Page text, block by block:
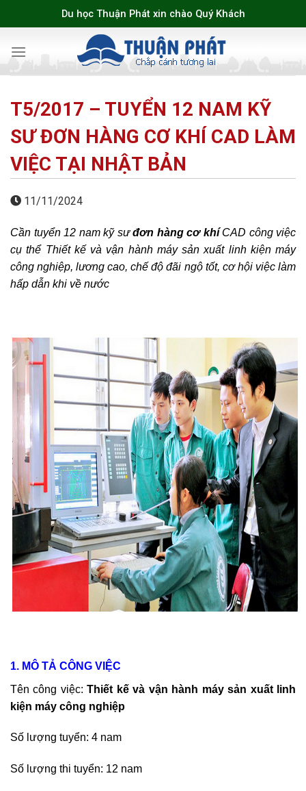
to
Du học Thuận Phát xin chào Quý Khách
T5/2017 – TUYỂN 12 NAM KỸ
SƯ ĐƠN HÀNG CƠ KHÍ CAD LÀM
VIỆC TẠI NHẬT BẢN
11/11/2024
Cần tuyển 12 nam kỹ sưđơn hàng cơ khíCAD công việc
cụ thể Thiết kế và vận hành máy sản xuất linh kiện máy
công nghiệp, lương cao, chế độ đãi ngộ tốt, cơ hội việc làm
hấp dẫn khi về nước
1. MÔ TẢ CÔNG VIỆC
Tên công việc:Thiết kế và vận hành máy sản xuất linh
kiện máy công nghiệp
Số lượng tuyển: 4 nam
Số lượng thi tuyển: 12 nam